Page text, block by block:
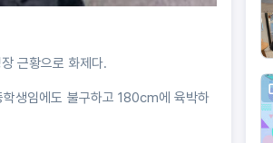
근황으로 화제다.
생임에도 불구하고 180cm에 육박하